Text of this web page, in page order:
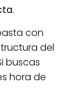
.
con
del
buscas
hora de